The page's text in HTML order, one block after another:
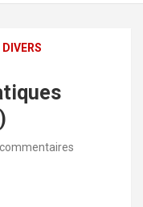
DIVERS